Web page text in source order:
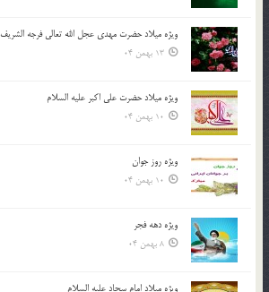
ویژه میلاد حضرت مهدی عجل الله تعالی فرجه الشريف
13 بهمن 04
ویژه میلاد حضرت علی اکبر علیه السلام
10 بهمن 04
ویژه روز جوان
10 بهمن 04
ویژه دهه فجر
8 بهمن 04